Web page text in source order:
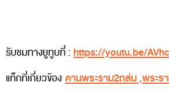
รับชมทางยูทูบที่ : https://youtu.be/
แท็กที่เกี่ยวข้อง คานพระราม2ถล่ม,พระร